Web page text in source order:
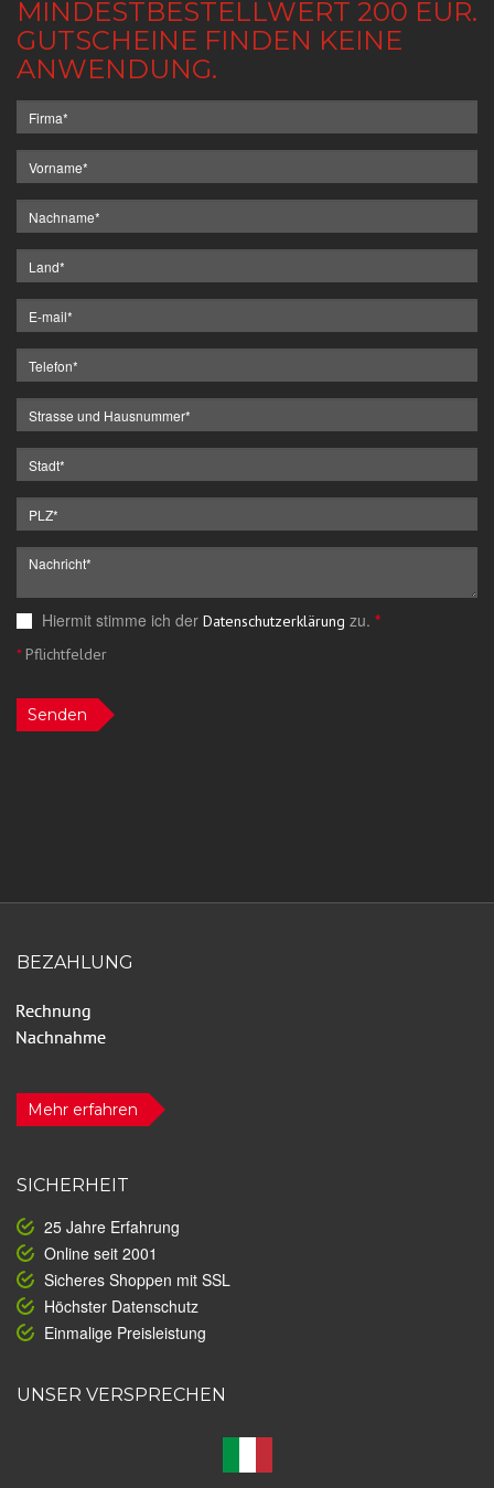
MINDESTBESTELLWERT 200 EUR.
GUTSCHEINE FINDEN KEINE
ANWENDUNG.
Hiermit stimme ich der Datenschutzerklärung zu. *
*Pflichtfelder
Senden
BEZAHLUNG
Mehr erfahren
SICHERHEIT
25 Jahre Erfahrung
Online seit 2001
Sicheres Shoppen mit SSL
Höchster Datenschutz
Einmalige Preisleistung
UNSER VERSPRECHEN